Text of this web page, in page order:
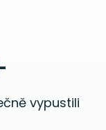
vypustili